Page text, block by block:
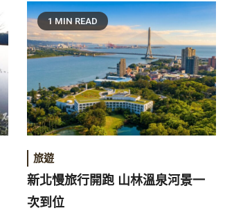
1 MIN READ
旅遊
新北慢旅行開跑 山林溫泉河景一
次到位